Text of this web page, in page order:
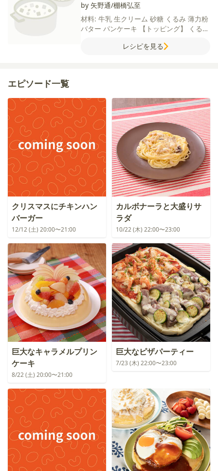
by 矢野通/棚橋弘至
材料: 牛乳 生クリーム 砂糖 くるみ 薄力粉
バター パンケーキ 【トッピング】
くるみ
ホイップクリーム
レシピを見る
エピソード一覧
クリスマスにチキンハン
バーガー
12/12 (土) 20:00〜21:00
カルボナーラと大盛りサ
ラダ
10/22 (木) 22:00〜23:00
巨大なキャラメルプリン
ケーキ
8/22 (土) 20:00〜21:00
巨大なピザパーティー
7/23 (木) 22:00〜23:00